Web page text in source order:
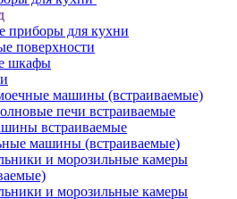
приборы для кухни
поверхности
шкафы
машины (встраиваемые)
печи встраиваемые
встраиваемые
машины (встраиваемые)
и морозильные камеры
и морозильные камеры